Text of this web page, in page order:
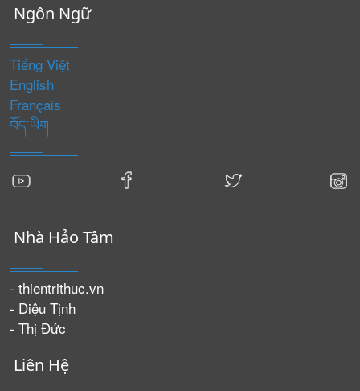
Ngôn Ngữ
Tiếng Việt
English
Français
བོད་ཡིག
Nhà Hảo Tâm
- thientrithuc.vn
- Diệu Tịnh
- Thị Đức
Liên Hệ